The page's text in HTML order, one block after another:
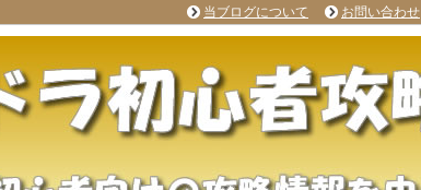
当ブログについて お問い合わせ